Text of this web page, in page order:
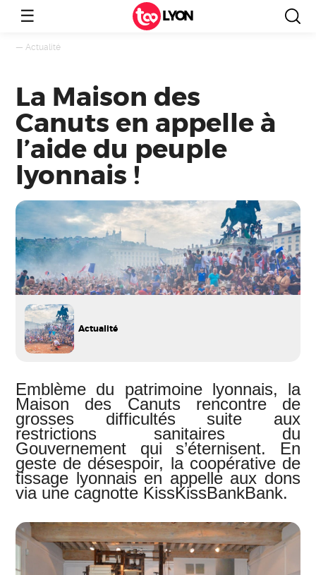
☰ LYON
— Actualité
La Maison des
Canuts en appelle à
l’aide du peuple
lyonnais !
Actualité
Emblème du patrimoine lyonnais, la
Maison des Canuts rencontre de
grosses difficultés suite aux
restrictions sanitaires du
Gouvernement qui s’éternisent. En
geste de désespoir, la coopérative de
tissage lyonnais en appelle aux dons
via une cagnotte KissKissBankBank.